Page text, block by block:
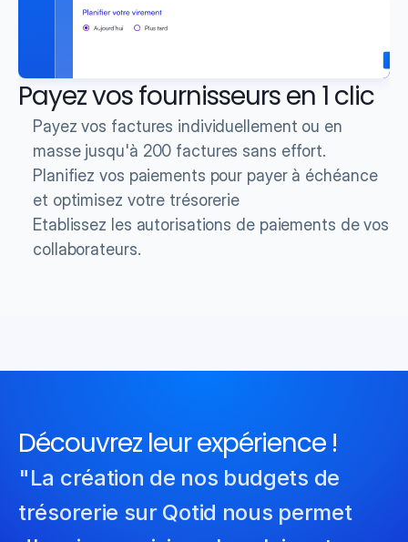
Payez vos fournisseurs en 1 clic
Planifiez vos paiements pour payer à échéance
et optimisez votre trésorerie
Payez vos factures individuellement ou en
masse jusqu'à 200 factures sans effort.
Etablissez les autorisations de paiements de vos
collaborateurs.
Découvrez leur expérience !
"La création de nos budgets de
trésorerie sur Qotid nous permet